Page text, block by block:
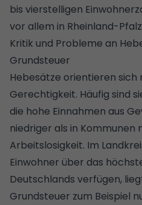
bis vierstelligen
vor allem in Rheinland-
Kritik und Probleme an
Grundsteuer
Hebesätze orientieren sich
Gerechtigkeit. Häufig sind
die hohe Einnahmen aus
niedriger als in Kommunen
Arbeitslosigkeit. Im
Einwohner über das
Deutschlands verfügen,
Grundsteuer zum Beispiel